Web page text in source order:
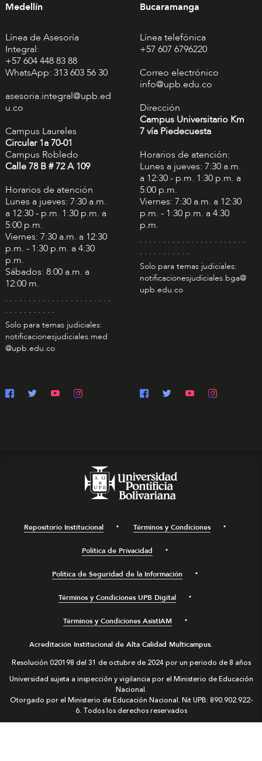
Medellín
Línea de Asesoría
Integral:
+57 604 448 83 88
WhatsApp: 313 603 56 30
asesoria.integral@upb.ed
u.co
Campus Laureles
Circular 1a 70-01
Campus Robledo
Calle 78 B # 72 A 109
Horarios de atención
Lunes a jueves: 7:30 a.m.
a 12:30 - p.m. 1:30 p.m. a
5:00 p.m.
Viernes: 7:30 a.m. a 12:30
p.m. - 1:30 p.m. a 4:30
p.m.
Sábados: 8:00 a.m. a
12:00 m.
. . . . . . . . . . . . . . . . . . . . . . .
. . . . . . . . . . .
Solo para temas judiciales:
notificacionesjudiciales.med
@upb.edu.co
Bucaramanga
Línea telefónica
+57 607 6796220
Correo electrónico
info@upb.edu.co
Dirección
Campus Universitario Km
7 vía Piedecuesta
Horarios de atención:
Lunes a jueves: 7:30 a.m.
a 12:30 - p.m. 1:30 p.m. a
5:00 p.m.
Viernes: 7:30 a.m. a 12:30
p.m. - 1:30 p.m. a 4:30
p.m.
. . . . . . . . . . . . . . . . . . . . . . .
. . . . . . . . . . .
Solo para temas judiciales:
notificacionesjudiciales.bga@
upb.edu.co
Repositorio Institucional Términos y Condiciones
Política de Privacidad
Política de Seguridad de la Información
Términos y Condiciones UPB Digital
Términos y Condiciones AsistIAM
Acreditación Institucional de Alta Calidad Multicampus.
Resolución 020198 del 31 de octubre de 2024 por un periodo de 8 años
Universidad sujeta a inspección y vigilancia por el Ministerio de Educación
Nacional.
Otorgado por el Ministerio de Educación Nacional. Nit UPB: 890.902.922-
6. Todos los derechos reservados